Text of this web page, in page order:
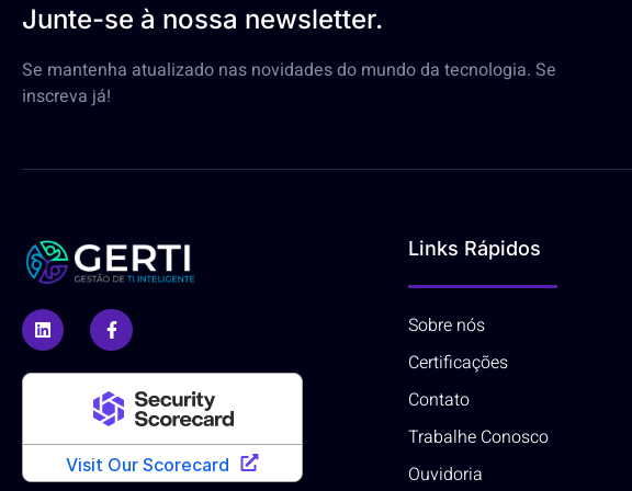
Junte-se à nossa newsletter.
Se mantenha atualizado nas novidades do mundo da tecnologia. Se
inscreva já!
Links Rápidos
Sobre nós
Certificações
Contato
Trabalhe Conosco
Ouvidoria